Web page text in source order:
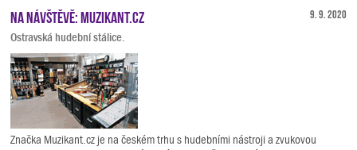
9. 9. 2020
Na návštěvě: Muzikant.cz
Ostravská hudební stálice.
Značka Muzikant.cz je na českém trhu s hudebními nástroji a zvukovou